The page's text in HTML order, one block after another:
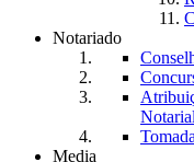
Notariado
Notarial
Media